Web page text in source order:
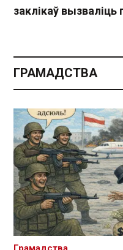
заклікаў вызваліць
ГРАМАДСТВА